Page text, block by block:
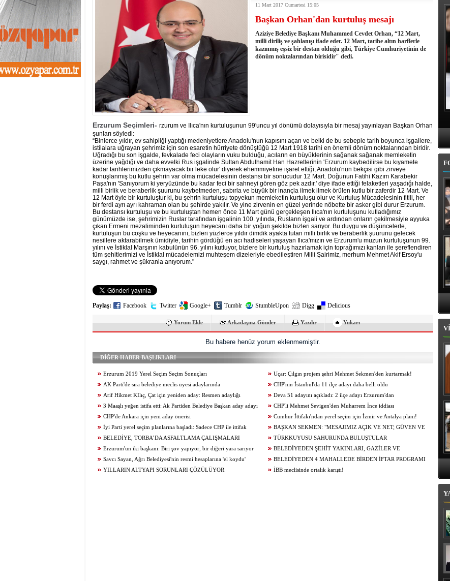
13:01- Sekmen oyunu kullandı
12:46
- Erzurum 2019 Yerel Seçim Seçim Sonuçları
11:33 - Canan Uçar projelerini açıkladı
11:27- Uçar: Çılgın projem şehri Mehmet Sekmen'den kurtarmak!
11:02- AK Parti'de sıra belediye meclis üyesi adaylarında
10:54- CHP'nin İstanbul'da 11 ilçe adayı daha belli oldu
10:20- CHP'nin Ümraniye adayı Aykut Erdoğdu oldu
10:13- Gürsel Tekin CHP'den istifa etti
13:42- DEM Parti'de ön seçim tamamlandı: Erzurum'da 4 ilçede sandığa gidildi
11 Mart 2017 Cumartesi 15:05
Başkan Orhan'dan kurtuluş mesajı
Aziziye Belediye Başkanı Muhammed Cevdet Orhan, “12 Mart,
milli diriliş ve şahlanışı ifade eder. 12 Mart, tarihe altın harflerle
kazınmış eşsiz bir destan olduğu gibi, Türkiye Cumhuriyetinin de
dönüm noktalarından birisidir" dedi.
Erzurum Seçimleri- rzurum ve Ilıca'nın kurtuluşunun 99'uncu yıl dönümü dolayısıyla bir mesaj yayınlayan Başkan Orhan
şunları söyledi:
“Binlerce yıldır, ev sahipliği yaptığı medeniyetlere Anadolu'nun kapısını açan ve belki de bu sebeple tarih boyunca işgallere,
istilalara uğrayan şehrimiz için son esaretin hürriyete dönüştüğü 12 Mart 1918 tarihi en önemli dönüm noktalarından biridir.
Uğradığı bu son işgalde, fevkalade feci olayların vuku bulduğu, acıların en büyüklerinin sağanak sağanak memleketin
üzerine yağdığı ve daha evvelki Rus işgalinde Sultan Abdulhamit Han Hazretlerinin 'Erzurum kaybedilirse bu kıyamete
kadar tarihlerimizden çıkmayacak bir leke olur' diyerek ehemmiyetine işaret ettiği, Anadolu'nun bekçisi gibi zirveye
konuşlanmış bu kutlu şehrin var olma mücadelesinin destansı bir sonucudur 12 Mart. Doğunun Fatihi Kazım Karabekir
Paşa'nın 'Sanıyorum ki yeryüzünde bu kadar feci bir sahneyi gören göz pek azdır.' diye ifade ettiği felaketleri yaşadığı halde,
milli birlik ve beraberlik şuurunu kaybetmeden, sabırla ve büyük bir inançla ilmek ilmek örülen kutlu bir zaferdir 12 Mart. Ve
12 Mart öyle bir kurtuluştur ki, bu şehrin kurtuluşu topyekun memleketin kurtuluşu olur ve Kurtuluş Mücadelesinin fitili, her
bir ferdi ayrı ayrı kahraman olan bu şehirde yakılır. Ve yine zirvenin en güzel yerinde nöbette bir asker gibi durur Erzurum.
Bu destansı kurtuluşu ve bu kurtuluştan hemen önce 11 Mart günü gerçekleşen Ilıca'nın kurtuluşunu kutladığımız
günümüzde ise, şehrimizin Ruslar tarafından işgalinin 100. yılında, Rusların işgali ve ardından onların çekilmesiyle ayyuka
çıkan Ermeni mezaliminden kurtuluşun heyecanı daha bir yoğun şekilde bizleri sarıyor. Bu duygu ve düşüncelerle,
kurtuluşun bu coşku ve heyecanını, bizleri yüzlerce yıldır dimdik ayakta tutan milli birlik ve beraberlik şuurunu gelecek
nesillere aktarabilmek ümidiyle, tarihin gördüğü en acı hadiseleri yaşayan Ilıca'mızın ve Erzurum'u muzun kurtuluşunun 99.
yılını ve İstiklal Marşının kabulünün 96. yılını kutluyor, bizlere bir kurtuluş hazırlamak için toprağımızı kanları ile şereflendiren
tüm şehitlerimizi ve İstiklal mücadelemizi muhteşem dizeleriyle ebedileştiren Milli Şairimiz, merhum Mehmet Akif Ersoy'u
saygı, rahmet ve şükranla anıyorum."
Paylaş: Facebook Twitter Google+ Tumblr StumbleUpon Digg Delicious
Yorum Ekle Arkadaşına Gönder Yazdır Yukarı
Bu habere henüz yorum eklenmemiştir.
DİĞER HABER BAŞLIKLARI
Erzurum 2019 Yerel Seçim Seçim Sonuçları
Uçar: Çılgın projem şehri Mehmet Sekmen'den kurtarmak!
AK Parti'de sıra belediye meclis üyesi adaylarında
CHP'nin İstanbul'da 11 ilçe adayı daha belli oldu
Arif Hikmet KIlıç, Çat için yeniden aday: Resmen adaylığı
açıklandı
Deva 51 adayını açıkladı: 2 ilçe adayı Erzurum'dan
3 Maaşlı yeğen istifa etti: Ak Partiden Belediye Başkan aday adayı
CHP'li Mehmet Sevigen'den Muharrem İnce iddiası
CHP'de Ankara için yeni aday önerisi
Cumhur İttifakı'ndan yerel seçim için İzmir ve Antalya planı!
İyi Parti yerel seçim planlarına başladı: Sadece CHP ile ittifak
yapalım
BAŞKAN SEKMEN: "MESAJIMIZ AÇIK VE NET; GÜVEN VE
İSTİKRARIN DEVAMI İÇİN AK PARTİ"
BELEDİYE, TORBA’DA ASFALTLAMA ÇALIŞMALARI
BAŞLATILDI
TÜRKKUYUSU SAHURUNDA BULUŞTULAR
Erzurum'un iki başkanı: Biri şov yapıyor, bir diğeri yara sarıyor
BELEDİYEDEN ŞEHİT YAKINLARI, GAZİLER VE
MUHTARLARLA İFTAR
Savcı Sayan, Ağrı Belediyesi'nin resmi hesaplarına 'el koydu'
BELEDİYEDEN 4 MAHALLEDE BİRDEN İFTAR PROGRAMI
YILLARIN ALTYAPI SORUNLARI ÇÖZÜLÜYOR
İBB meclisinde ortalık karıştı!